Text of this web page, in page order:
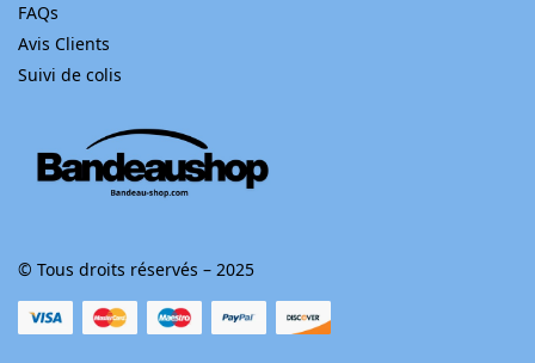
FAQs
Avis Clients
Suivi de colis
© Tous droits réservés – 2025